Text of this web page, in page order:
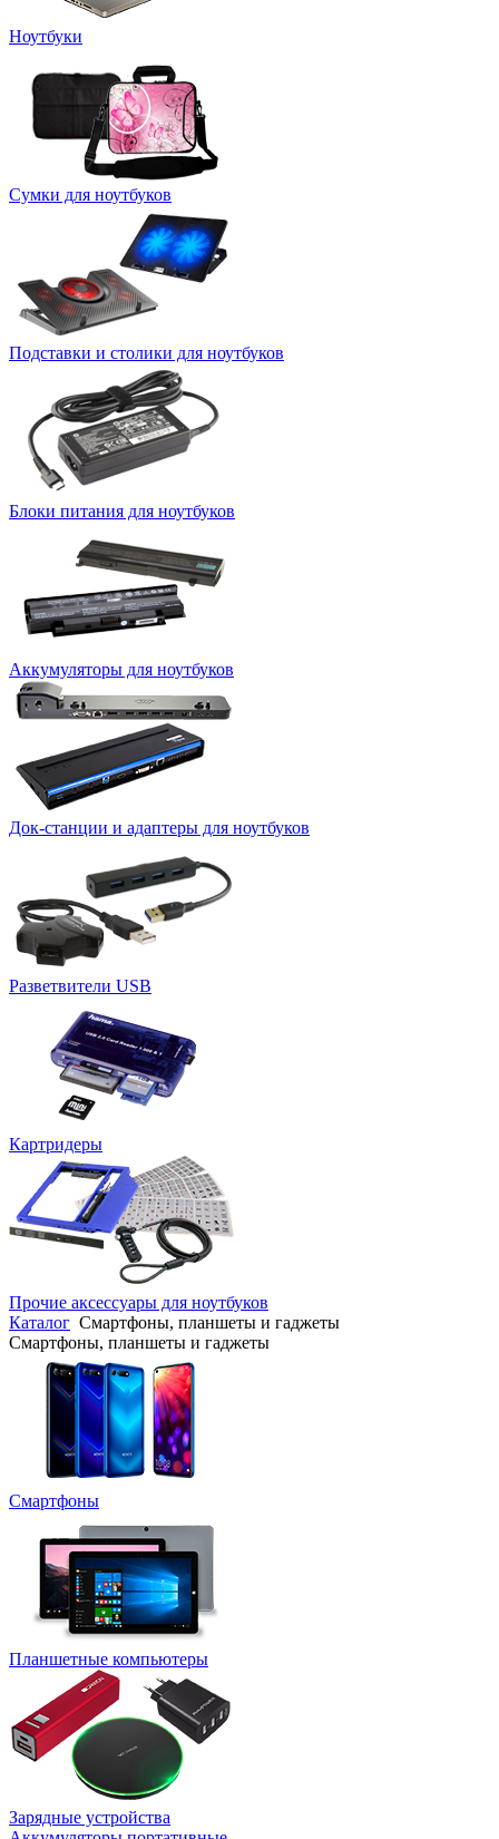
Ноутбуки
Сумки для ноутбуков
Подставки и столики для ноутбуков
Блоки питания для ноутбуков
Аккумуляторы для ноутбуков
Док-станции и адаптеры для ноутбуков
Разветвители USB
Картридеры
Прочие аксессуары для ноутбуков
Каталог Смартфоны, планшеты и гаджеты
Смартфоны, планшеты и гаджеты
Смартфоны
Планшетные компьютеры
Зарядные устройства